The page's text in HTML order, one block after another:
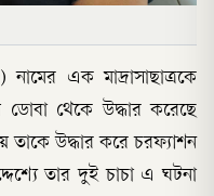
এক মাদ্রাসাছাত্রকে
ডোবা থেকে উদ্ধার করেছে
তাকে উদ্ধার করে চরফ্যাশন
তার দুই চাচা এ ঘটনা